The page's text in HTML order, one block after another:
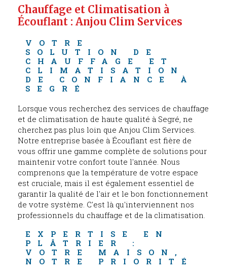
Chauffage et Climatisation à
Écouflant : Anjou Clim Services
VOTRE
SOLUTION DE
CHAUFFAGE ET
CLIMATISATION
DE CONFIANCE À
SEGRÉ
Lorsque vous recherchez des services de chauffage
et de climatisation de haute qualité à Segré, ne
cherchez pas plus loin que Anjou Clim Services.
Notre entreprise basée à Écouflant est fière de
vous offrir une gamme complète de solutions pour
maintenir votre confort toute l'année. Nous
comprenons que la température de votre espace
est cruciale, mais il est également essentiel de
garantir la qualité de l'air et le bon fonctionnement
de votre système. C'est là qu'interviennent nos
professionnels du chauffage et de la climatisation.
EXPERTISE EN
PLÂTRIER :
VOTRE MAISON,
NOTRE PRIORITÉ